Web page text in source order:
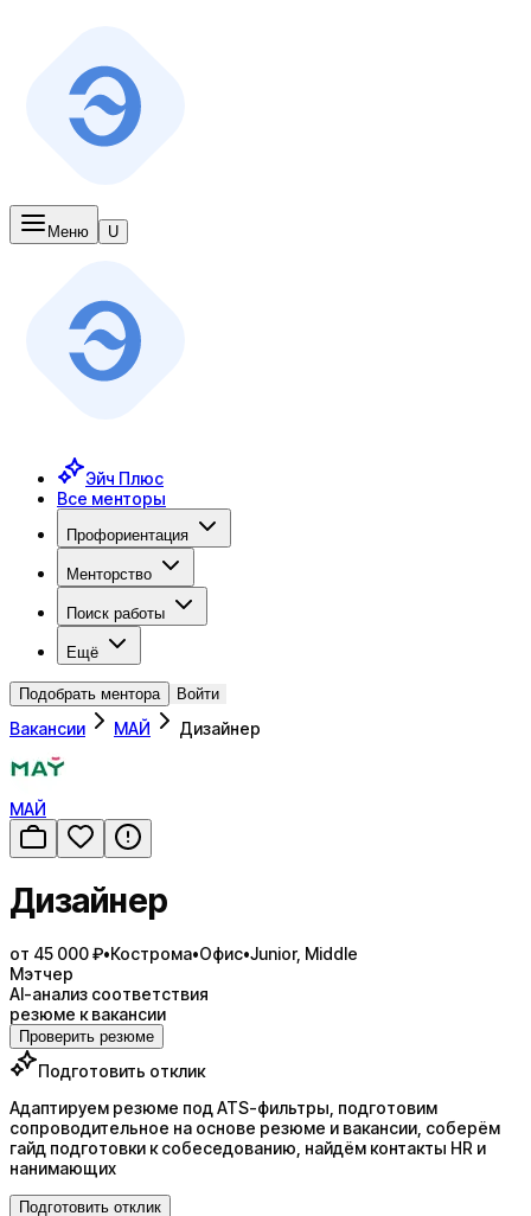
Меню U
Эйч Плюс
Все менторы
Профориентация
Менторство
Поиск работы
Ещё
Подобрать ментора Войти
Вакансии МАЙ Дизайнер
МАЙ
Дизайнер
от 45 000 ₽•Кострома•Офис•Junior, Middle
Мэтчер
AI-анализ соответствия
резюме к вакансии
Проверить резюме
Подготовить отклик
Адаптируем резюме под ATS-фильтры, подготовим
сопроводительное на основе резюме и вакансии, соберём
гайд подготовки к собеседованию, найдём контакты HR и
нанимающих
Подготовить отклик